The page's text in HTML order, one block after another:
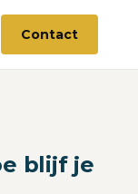
Contact
blijf je